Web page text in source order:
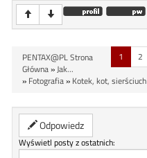
1 2
PENTAX@PL Strona
Główna»Jak...
» Fotografia» Kotek, kot, sierściuch
Odpowiedz
Wyświetl posty z ostatnich: